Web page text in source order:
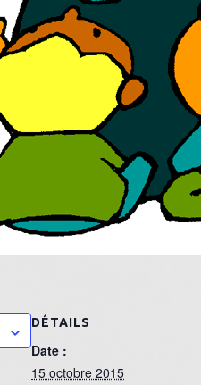
DÉTAILS
Date :
15 octobre 2015